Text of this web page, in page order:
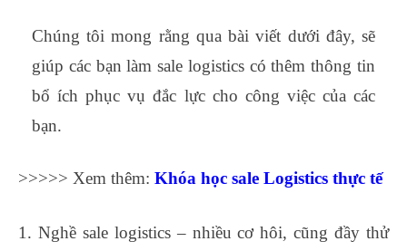
Chúng tôi mong rằng qua bài viết dưới đây, sẽ
giúp các bạn làm sale logistics có thêm thông tin
bổ ích phục vụ đắc lực cho công việc của các
bạn.
>>>>> Xem thêm: Khóa học sale Logistics thực tế
1. Nghề sale logistics – nhiều cơ hôi, cũng đầy thử